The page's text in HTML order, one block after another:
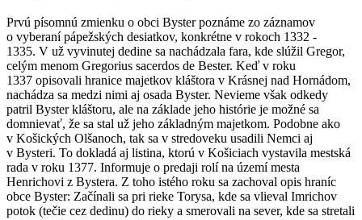
Prvú písomnú zmienku o obci Byster poznáme zo záznamov
o vyberaní pápežských desiatkov, konkrétne v rokoch 1332 -
1335. V už vyvinutej dedine sa nachádzala fara, kde slúžil Gregor,
celým menom Gregorius sacerdos de Bester. Keď v roku
1337 opisovali hranice majetkov kláštora v Krásnej nad Hornádom,
nachádza sa medzi nimi aj osada Byster. Nevieme však odkedy
patril Byster kláštoru, ale na základe jeho histórie je možné sa
domnievať, že sa stal už jeho základným majetkom. Podobne ako
v Košických Olšanoch, tak sa v stredoveku usadili Nemci aj
v Bysteri. To dokladá aj listina, ktorú v Košiciach vystavila mestská
rada v roku 1377. Informuje o predaji rolí na území mesta
Henrichovi z Bystera. Z toho istého roku sa zachoval opis hraníc
obce Byster: Začínali sa pri rieke Torysa, kde sa vlieval Imrichov
potok (tečie cez dedinu) do rieky a smerovali na sever, kde sa stretali